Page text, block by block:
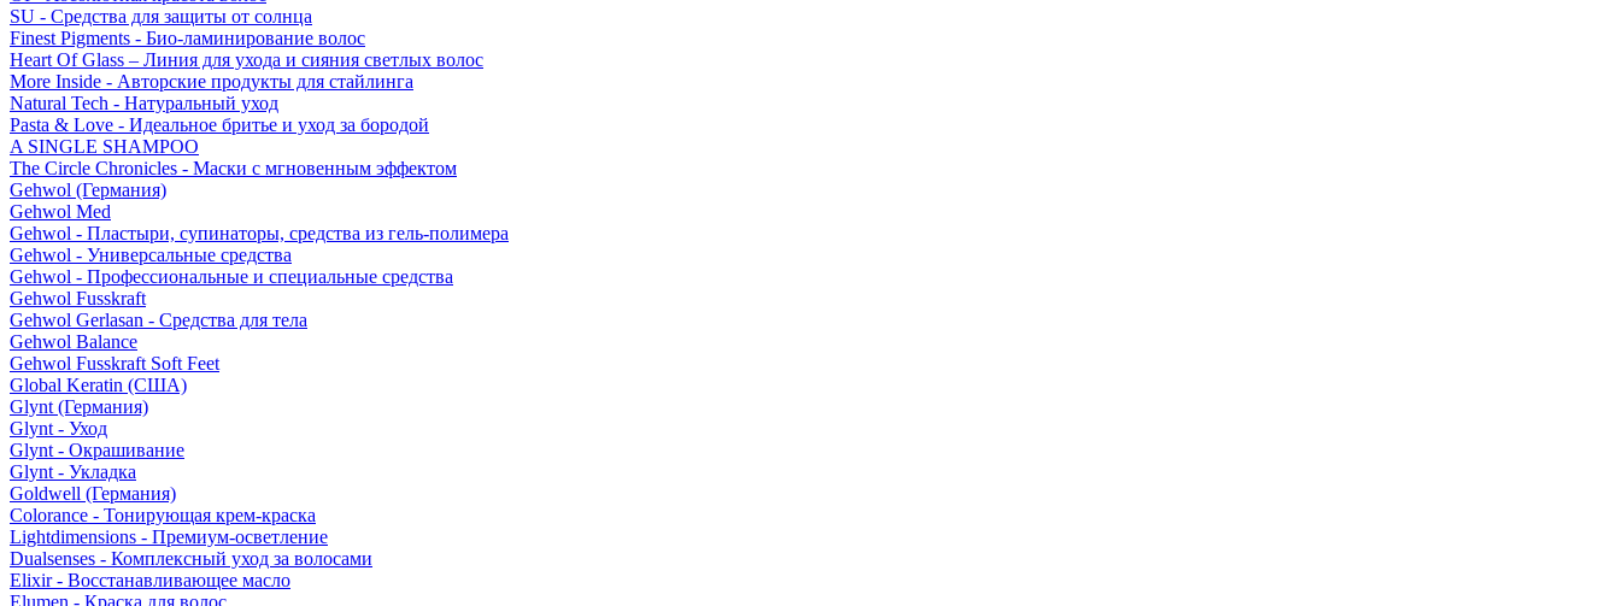
SU - Средства для защиты от солнца
Finest Pigments - Био-ламинирование волос
Heart Of Glass – Линия для ухода и сияния светлых волос
More Inside - Авторские продукты для стайлинга
Natural Tech - Натуральный уход
Pasta & Love - Идеальное бритье и уход за бородой
A SINGLE SHAMPOO
The Circle Chronicles - Маски с мгновенным эффектом
Gehwol (Германия)
Gehwol Med
Gehwol - Пластыри, супинаторы, средства из гель-полимера
Gehwol - Универсальные средства
Gehwol - Профессиональные и специальные средства
Gehwol Fusskraft
Gehwol Gerlasan - Средства для тела
Gehwol Balance
Gehwol Fusskraft Soft Feet
Global Keratin (США)
Glynt (Германия)
Glynt - Уход
Glynt - Окрашивание
Glynt - Укладка
Goldwell (Германия)
Colorance - Тонирующая крем-краска
Lightdimensions - Премиум-осветление
Dualsenses - Комплексный уход за волосами
Elixir - Восстанавливающее масло
Elumen - Краска для волос